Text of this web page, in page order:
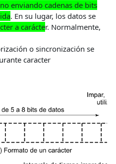
enviando cadenas de bits
. En su lugar, los datos se
a carácter. Normalmente,
o sincronización se
caracter